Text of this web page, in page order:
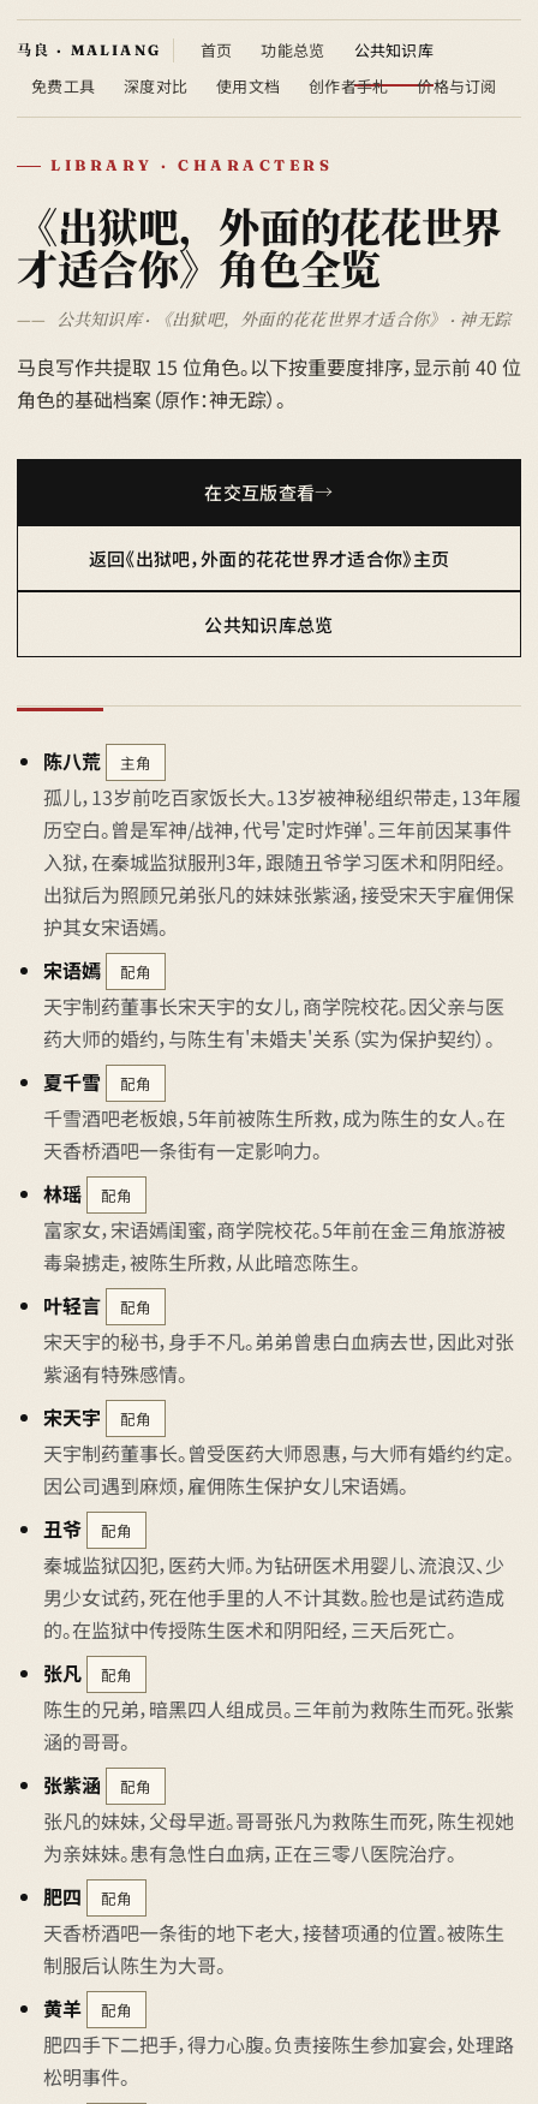
首页 功能总览
公共知识库
免费工具
深度对比 使用文档 创作者手札 价格与订阅
LIBRARY · CHARACTERS
《出狱吧，外面的花花世界
才适合你》角色全览
公共知识库 · 《出狱吧，外面的花花世界才适合你》 · 神无踪
马良写作共提取 15 位角色。以下按重要度排序，显示前 40 位
角色的基础档案（原作：神无踪）。
在交互版查看
返回《出狱吧，外面的花花世界才适合你》主页
公共知识库总览
陈八荒 主角
孤儿，13岁前吃百家饭长大。13岁被神秘组织带走，13年履
历空白。曾是军神/战神，代号'定时炸弹'。三年前因某事件
入狱，在秦城监狱服刑3年，跟随丑爷学习医术和阴阳经。
出狱后为照顾兄弟张凡的妹妹张紫涵，接受宋天宇雇佣保
护其女宋语嫣。
宋语嫣
配角
天宇制药董事长宋天宇的女儿，商学院校花。因父亲与医
药大师的婚约，与陈生有'未婚夫'关系（实为保护契约）。
夏千雪
配角
千雪酒吧老板娘，5年前被陈生所救，成为陈生的女人。在
天香桥酒吧一条街有一定影响力。
林瑶
配角
富家女，宋语嫣闺蜜，商学院校花。5年前在金三角旅游被
毒枭掳走，被陈生所救，从此暗恋陈生。
叶轻言
配角
宋天宇的秘书，身手不凡。弟弟曾患白血病去世，因此对张
紫涵有特殊感情。
宋天宇
配角
天宇制药董事长。曾受医药大师恩惠，与大师有婚约约定。
因公司遇到麻烦，雇佣陈生保护女儿宋语嫣。
丑爷
配角
秦城监狱囚犯，医药大师。为钻研医术用婴儿、流浪汉、少
男少女试药，死在他手里的人不计其数。脸也是试药造成
的。在监狱中传授陈生医术和阴阳经，三天后死亡。
张凡
配角
陈生的兄弟，暗黑四人组成员。三年前为救陈生而死。张紫
涵的哥哥。
张紫涵
配角
张凡的妹妹，父母早逝。哥哥张凡为救陈生而死，陈生视她
为亲妹妹。患有急性白血病，正在三零八医院治疗。
肥四
配角
天香桥酒吧一条街的地下老大，接替项通的位置。被陈生
制服后认陈生为大哥。
黄羊
配角
肥四手下二把手，得力心腹。负责接陈生参加宴会，处理路
松明事件。